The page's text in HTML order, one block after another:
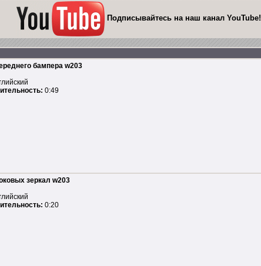
Подписывайтесь на наш канал YouTube!
бампера w203
0:49
зеркал w203
0:20